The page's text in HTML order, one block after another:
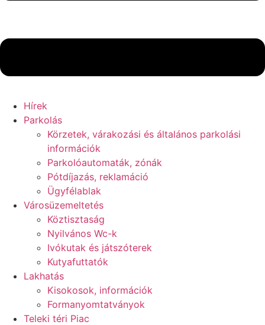
Hírek
Parkolás
Körzetek, várakozási és általános parkolási
információk
Parkolóautomaták, zónák
Pótdíjazás, reklamáció
Ügyfélablak
Városüzemeltetés
Köztisztaság
Nyilvános Wc-k
Ivókutak és játszóterek
Kutyafuttatók
Lakhatás
Kisokosok, információk
Formanyomtatványok
Teleki téri Piac